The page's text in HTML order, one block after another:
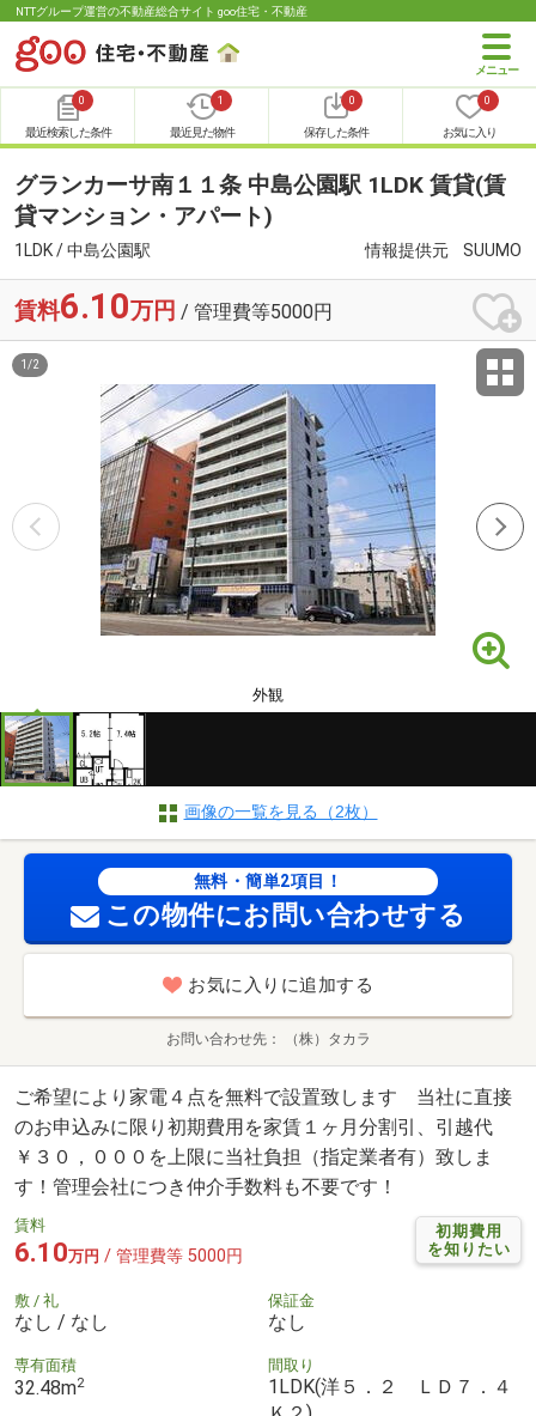
NTTグループ運営の不動産総合サイト goo住宅・不動産
0
最近検索した条件
1
最近見た物件
0
保存した条件
0
お気に入り
グランカーサ南１１条 中島公園駅 1LDK 賃貸(賃
貸マンション・アパート)
1LDK / 中島公園駅 情報提供元 SUUMO
賃料6.10万円 / 管理費等5000円
外観
1 /2
画像の一覧を見る（2枚）
無料・簡単2項目！
この物件にお問い合わせする
お気に入りに追加する
お問い合わせ先 （株）タカラ
ご希望により家電４点を無料で設置致します 当社に直接
のお申込みに限り初期費用を家賃１ヶ月分割引、引越代
￥３０，０００を上限に当社負担（指定業者有）致しま
す！管理会社につき仲介手数料も不要です！
初期費用
を知りたい
賃料
6.10万円 / 管理費等 5000円
敷 / 礼
なし / なし
保証金
なし
専有面積
32.48m2
間取り
1LDK(洋５．２ ＬＤ７．４